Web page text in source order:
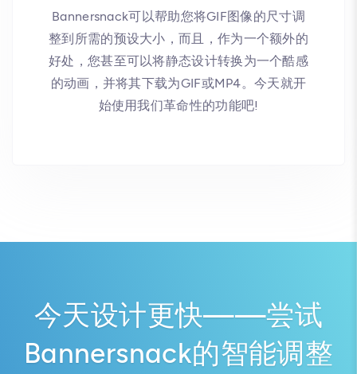
Bannersnack可以帮助您将GIF图像的尺寸调
整到所需的预设大小，而且，作为一个额外的
好处，您甚至可以将静态设计转换为一个酷感
的动画，并将其下载为GIF或MP4。今天就开
始使用我们革命性的功能吧!
今天设计更快——尝试
Bannersnack的智能调整